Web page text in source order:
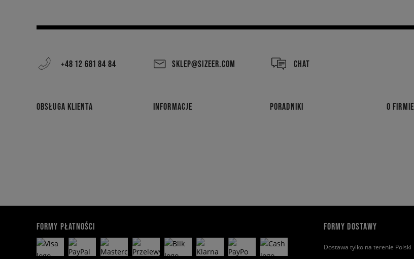
+48 12 681 84 84 SKLEP@SIZEER.COM CHAT
OBSŁUGA KLIENTA INFORMACJE PORADNIKI O FIRMIE
FORMY PŁATNOŚCI FORMY DOSTAWY
Dostawa tylko na terenie Polski